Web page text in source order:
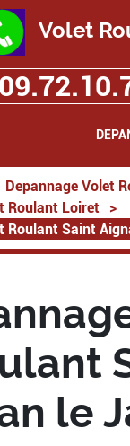
Volet
Depannage Volet
Roulant Loiret
>
Roulant Saint
le